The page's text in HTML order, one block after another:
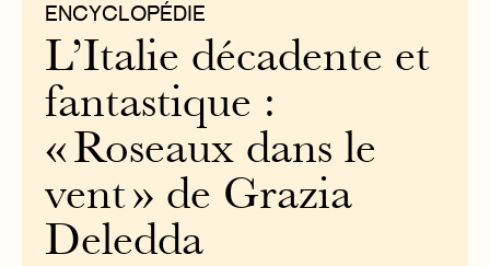
ENCYCLOPÉDIE
L’Italie décadente et
fantastique :
« Roseaux dans le
vent » de Grazia
Deledda